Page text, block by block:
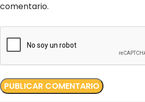
comentario.